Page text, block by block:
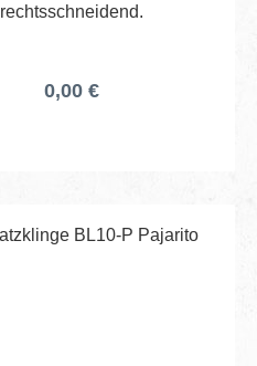
rechtsschneidend.
0,00 €